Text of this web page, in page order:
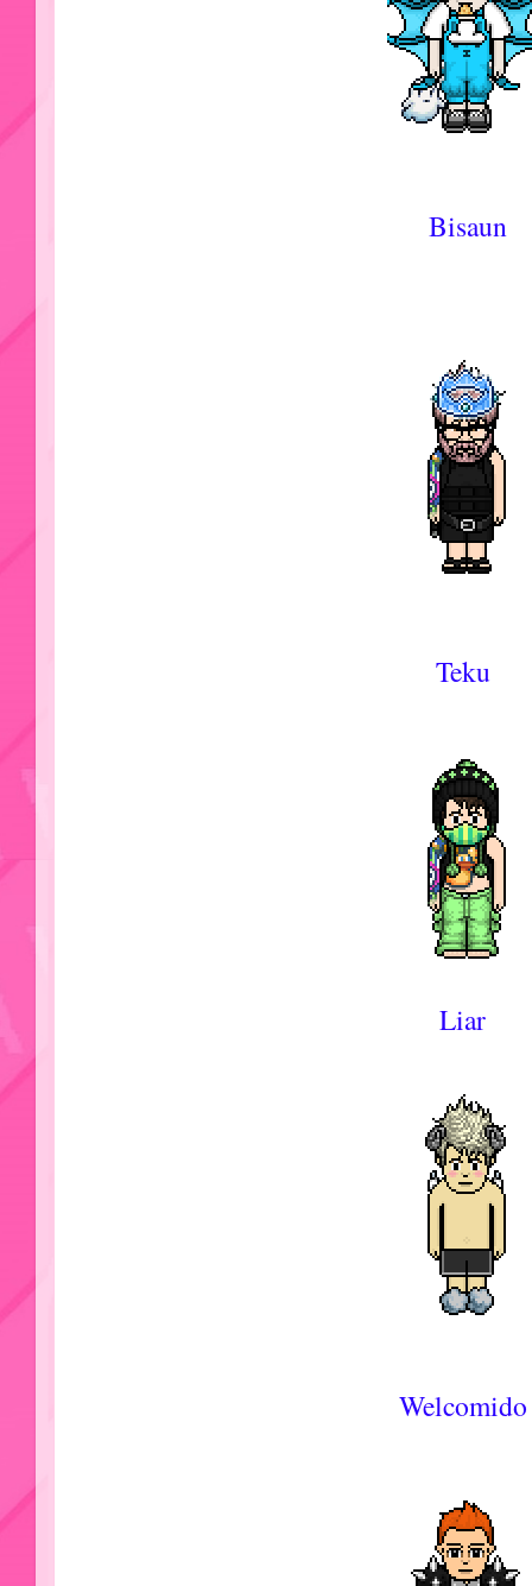
Bisaun
Teku
Liar
Welcomido